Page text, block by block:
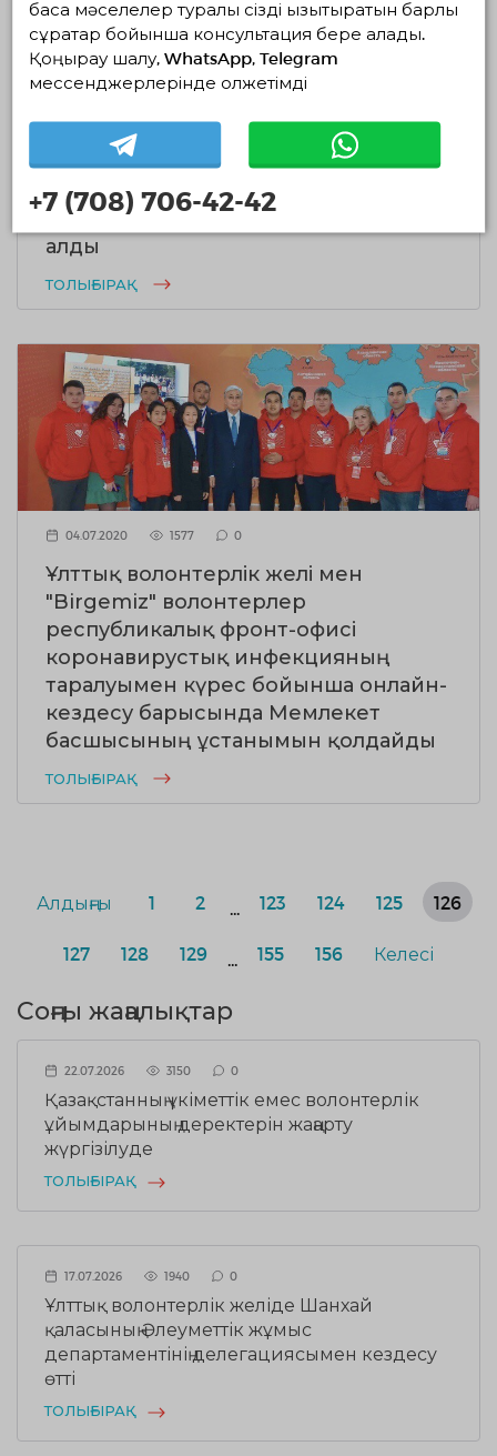
05.07.2020
Ақтөбелік волонтерлер Ресейден
екі оттегі концентраторларын сатып
алды
ТОЛЫҒЫРАҚ
04.07.2020 1577 0
Ұлттық волонтерлік желі мен
"Birgemiz" волонтерлер
республикалық фронт-офисі
коронавирустық инфекцияның
таралуымен күрес бойынша онлайн-
кездесу барысында Мемлекет
басшысының ұстанымын қолдайды
ТОЛЫҒЫРАҚ
Алдыңғы 1 2 123 124 125 126
127 128 129 155 156 Келесі
Соңғы жаңалықтар
22.07.2026 3150 0
Қазақстанның үкіметтік емес волонтерлік
ұйымдарының деректерін жаңарту
жүргізілуде
ТОЛЫҒЫРАҚ
17.07.2026 1940 0
Ұлттық волонтерлік желіде Шанхай
қаласының Әлеуметтік жұмыс
департаментінің делегациясымен кездесу
өтті
ТОЛЫҒЫРАҚ
басқа мәселелер туралы сізді қызықтыратын барлық
сұрақтар бойынша консультация бере алады.
Қоңырау шалу, WhatsApp, Telegram
мессенджерлерінде қолжетімді
+7 (708) 706-42-42